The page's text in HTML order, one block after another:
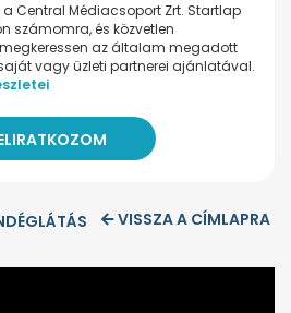
Central Médiacsoport Zrt. Startlap
számomra, és közvetlen
az általam megadott
vagy üzleti partnerei ajánlatával.
VISSZA A CÍMLAPRA